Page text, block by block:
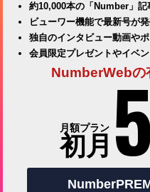
約10,000本の「Number」記
ビューワー機能で最新号が
独自のインタビュー動画や
会員限定プレゼントやイベ
NumberWebの
月額プラン
初月